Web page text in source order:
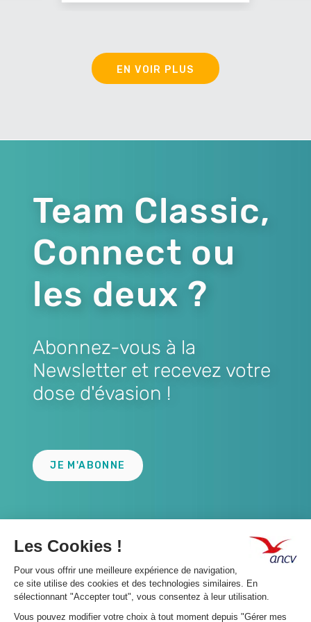
EN VOIR PLUS
Team Classic,
Connect ou
les deux ?
Abonnez-vous à la
Newsletter et recevez votre
dose d'évasion !
JE M'ABONNE